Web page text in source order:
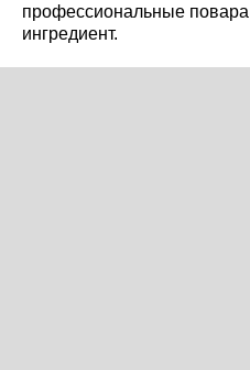
профессиональные
ингредиент.